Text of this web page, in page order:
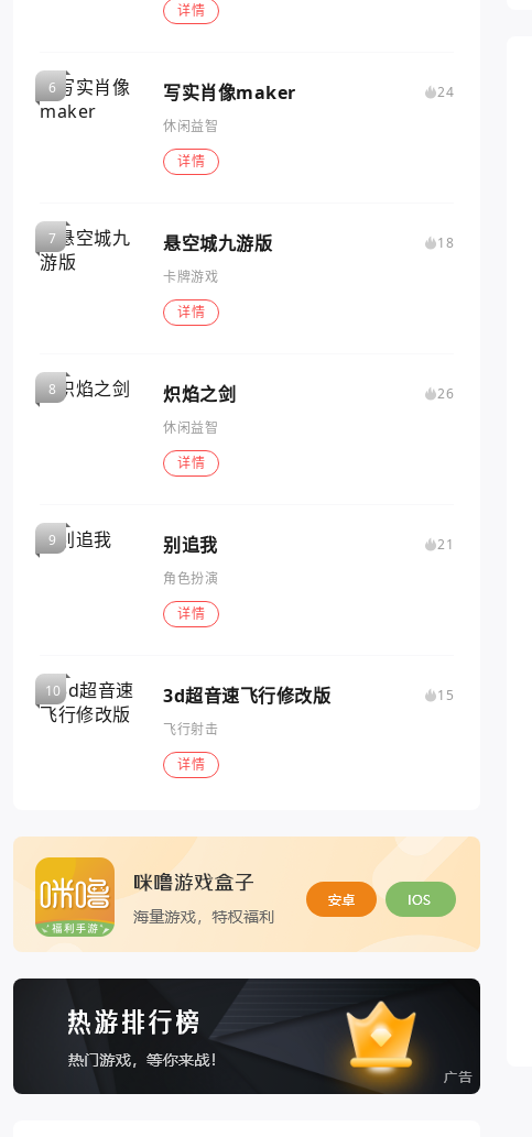
详情
写实肖像maker
24
休闲益智
详情
悬空城九游版
18
卡牌游戏
详情
炽焰之剑
26
休闲益智
详情
别追我
21
角色扮演
详情
3d超音速飞行修改版
15
飞行射击
详情